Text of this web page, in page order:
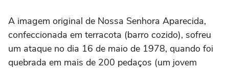
A imagem original de Nossa Senhora Aparecida,
confeccionada em terracota (barro cozido), sofreu
um ataque no dia 16 de maio de 1978, quando foi
quebrada em mais de 200 pedaços (um jovem